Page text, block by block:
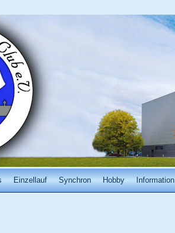
Einzellauf Synchron Hobby Information